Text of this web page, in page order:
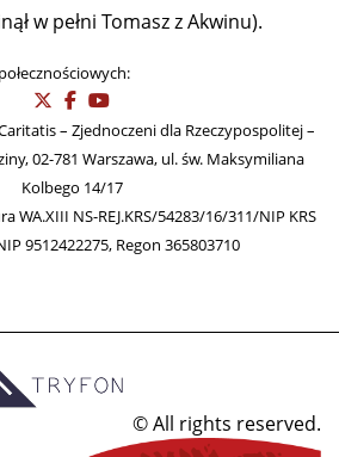
w pełni Tomasz z Akwinu).
– Zjednoczeni dla Rzeczypospolitej –
02-781 Warszawa, ul. św. Maksymiliana
Kolbego 14/17
WA.XIII NS-REJ.KRS/54283/16/311/NIP KRS
9512422275, Regon 365803710
© All rights reserved.